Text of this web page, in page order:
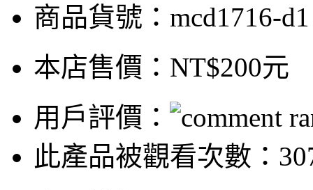
商品貨號：mcd1716-d1
本店售價： NT$200元
用戶評價：
此產品被觀看次數：